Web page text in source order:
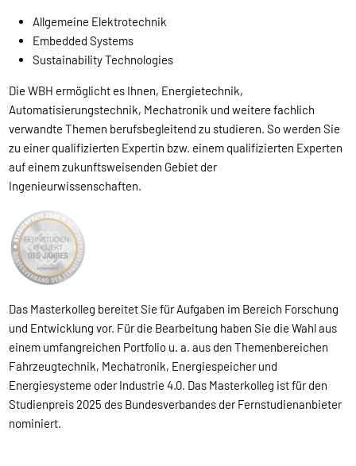
Allgemeine Elektrotechnik
Embedded Systems
Sustainability Technologies
Die WBH ermöglicht es Ihnen, Energietechnik,
Automatisierungstechnik, Mechatronik und weitere fachlich
verwandte Themen berufsbegleitend zu studieren. So werden Sie
zu einer qualifizierten Expertin bzw. einem qualifizierten Experten
auf einem zukunftsweisenden Gebiet der
Ingenieurwissenschaften.
Das Masterkolleg bereitet Sie für Aufgaben im Bereich Forschung
und Entwicklung vor. Für die Bearbeitung haben Sie die Wahl aus
einem umfangreichen Portfolio u. a. aus den Themenbereichen
Fahrzeugtechnik, Mechatronik, Energiespeicher und
Energiesysteme oder Industrie 4.0. Das Masterkolleg ist für den
Studienpreis 2025 des Bundesverbandes der Fernstudienanbieter
nominiert.